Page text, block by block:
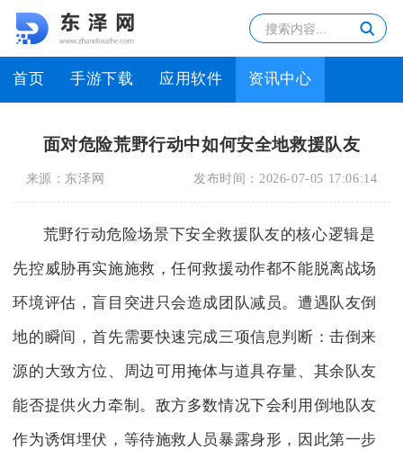
首页 手游下载 应用软件 资讯中心
面对危险荒野行动中如何安全地救援队友
来源： 东泽网 发布时间： 2026-07-05 17:06:14
荒野行动危险场景下安全救援队友的核心逻辑是
先控威胁再实施施救，任何救援动作都不能脱离战场
环境评估，盲目突进只会造成团队减员。遭遇队友倒
地的瞬间，首先需要快速完成三项信息判断：击倒来
源的大致方位、周边可用掩体与道具存量、其余队友
能否提供火力牵制。敌方多数情况下会利用倒地队友
作为诱饵埋伏，等待施救人员暴露身形，因此第一步